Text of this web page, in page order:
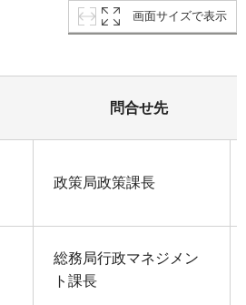
画面サイズで表示
問合せ先
政策局政策課長
総務局行政マネジメン
ト課長